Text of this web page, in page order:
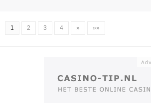
1 2 3 4 » »»